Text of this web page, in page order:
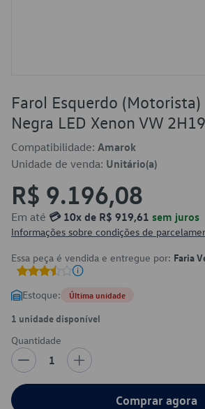
Farol Esquerdo (Motorista)
Negra LED Xenon VW
Compatibilidade: Amarok
Unidade de venda: Unitário(a)
R$ 9.196,08
Em até 💳 10x de R$ 919,61 sem juros
Informações sobre condições de
Essa peça é vendida e entregue por: Faria
Estoque: Última unidade
1 unidade disponível
Quantidade
1
Comprar agora